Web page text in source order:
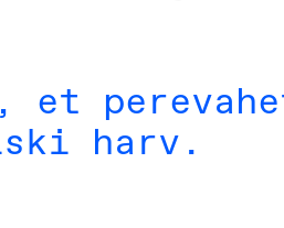
et
harv.